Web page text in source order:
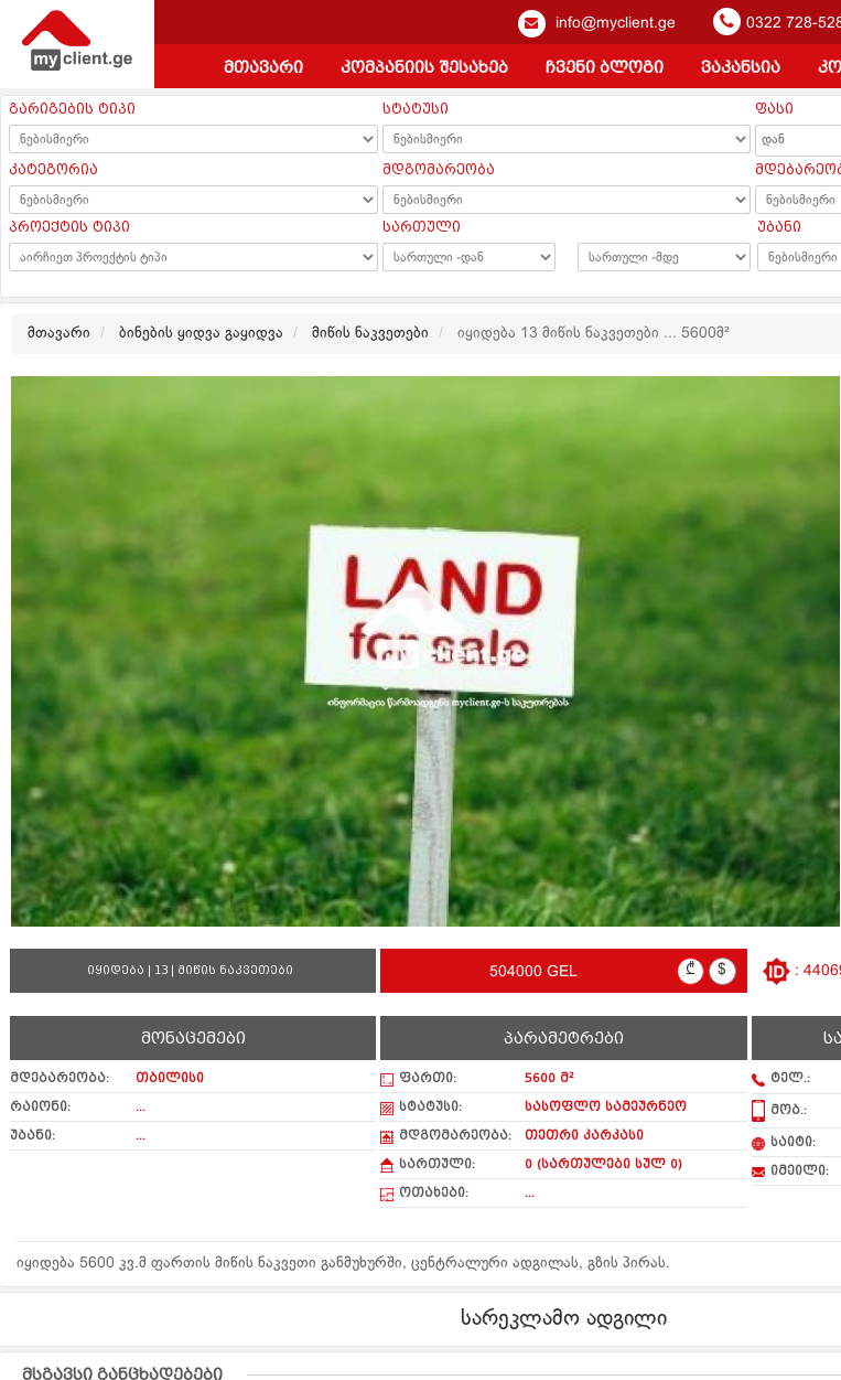
info@myclient.ge 0322 728-
მთავარი კომპანიის შესახებ ჩვენი ბლოგი ვაკანსია
გარიგების ტიპი სტატუსი ფასი
კატეგორია მდგომარეობა
პროექტის ტიპი სართული უბანი
მთავარი ბინების ყიდვა გაყიდვა მიწის ნაკვეთები იყიდება 13 მიწის ნაკვეთები ... 5600მ²
იყიდება | 13 | მიწის ნაკვეთები 504000 GEL ₾ $ :
მონაცემები პარამეტრები
მდებარეობა:
თბილისი
რაიონი:
...
უბანი:
...
ფართი:
5600 მ²
სტატუსი:
სასოფლო სამეურნეო
მდგომარეობა:
თეთრი კარკასი
სართული:
0 (სართულები სულ 0)
ოთახები:
...
ტელ.:
მობ.:
საიტი:
იმეილი:
იყიდება 5600 კვ.მ ფართის მიწის ნაკვეთი განმუხურში, ცენტრალური ადგილას, გზის პირას.
სარეკლამო ადგილი
მსგავსი განცხადებები